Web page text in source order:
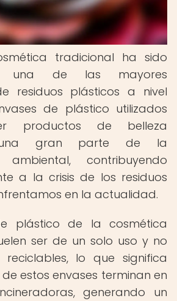
tradicional ha sido
una de las mayores
residuos plásticos a nivel
de plástico utilizados
productos de belleza
una gran parte de la
ambiental, contribuyendo
a la crisis de los residuos
en la actualidad.
plástico de la cosmética
ser de un solo uso y no
lo que significa
estos envases terminan en
generando un